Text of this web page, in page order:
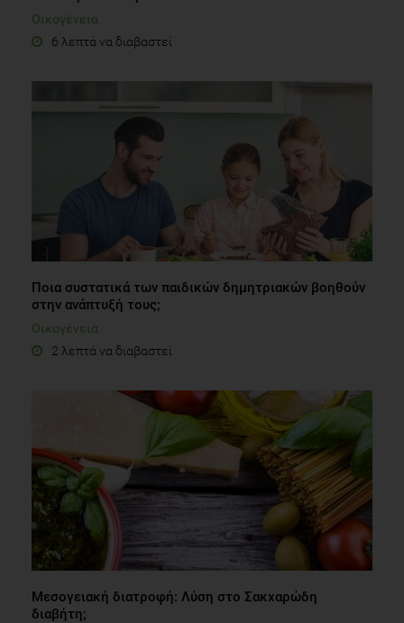
Οικογένεια
6 λεπτά να διαβαστεί
Ποια συστατικά των παιδικών δημητριακών βοηθούν
στην ανάπτυξή τους;
Οικογένεια
2 λεπτά να διαβαστεί
Μεσογειακή διατροφή: Λύση στο Σακχαρώδη
διαβήτη;